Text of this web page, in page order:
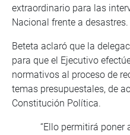
extraordinario para las
Nacional frente a desastres.
Beteta aclaró que la
para que el Ejecutivo
normativos al proceso de
temas presupuestales, de
Constitución Política.
“Ello permitirá poner a